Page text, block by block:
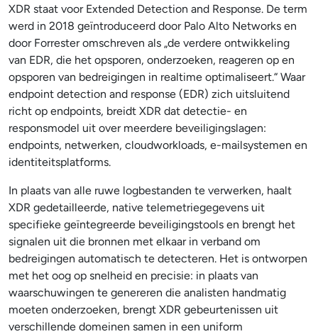
XDR staat voor Extended Detection and Response. De term
werd in 2018 geïntroduceerd door Palo Alto Networks en
door Forrester omschreven als „de verdere ontwikkeling
van EDR, die het opsporen, onderzoeken, reageren op en
opsporen van bedreigingen in realtime optimaliseert.“ Waar
endpoint detection and response (EDR) zich uitsluitend
richt op endpoints, breidt XDR dat detectie- en
responsmodel uit over meerdere beveiligingslagen:
endpoints, netwerken, cloudworkloads, e-mailsystemen en
identiteitsplatforms.
In plaats van alle ruwe logbestanden te verwerken, haalt
XDR gedetailleerde, native telemetriegegevens uit
specifieke geïntegreerde beveiligingstools en brengt het
signalen uit die bronnen met elkaar in verband om
bedreigingen automatisch te detecteren. Het is ontworpen
met het oog op snelheid en precisie: in plaats van
waarschuwingen te genereren die analisten handmatig
moeten onderzoeken, brengt XDR gebeurtenissen uit
verschillende domeinen samen in een uniform